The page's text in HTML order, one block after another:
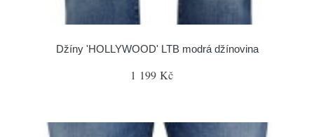
Džíny 'HOLLYWOOD' LTB modrá džínovina
1 199 Kč